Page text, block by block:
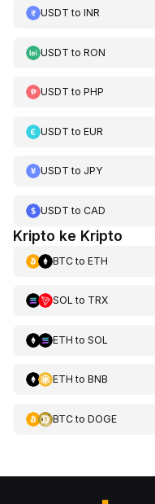
USDT to INR
USDT to RON
USDT to PHP
USDT to EUR
USDT to JPY
USDT to CAD
Kripto ke Kripto
BTCto ETH
SOL to TRX
ETH to SOL
ETH to BNB
BTCto DOGE